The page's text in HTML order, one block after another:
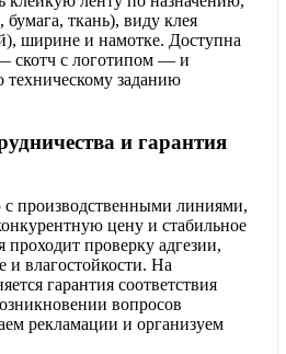
ткань), виду клея
ширине и намотке. Доступна
скотч с логотипом — и
техническому заданию
и гарантия
производственными линиями,
цену и стабильное
проходит проверку адгезии,
и влагостойкости. На
гарантия соответствия
вопросов
рекламации и организуем